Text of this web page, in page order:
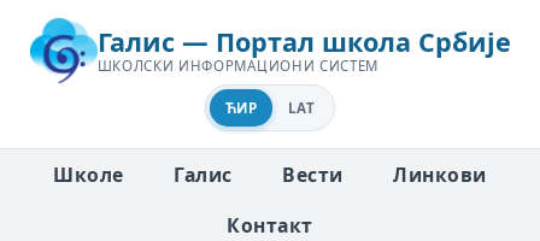
Галис — Портал школа Србије
ШКОЛСКИ ИНФОРМАЦИОНИ СИСТЕМ
ЋИР LAT
Школе Галис Вести
Линкови
Контакт